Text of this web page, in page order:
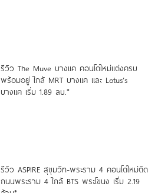
รีวิว The Muve บางแค คอนโดใหม่แต่งครบ
พร้อมอยู่ ใกล้ MRT บางแค และ Lotus’s
บางแค เริ่ม 1.89 ลบ.*
รีวิว ASPIRE สุขุมวิท-พระราม 4 คอนโดใหม่ติด
ถนนพระราม 4 ใกล้ BTS พระโขนง เริ่ม 2.19